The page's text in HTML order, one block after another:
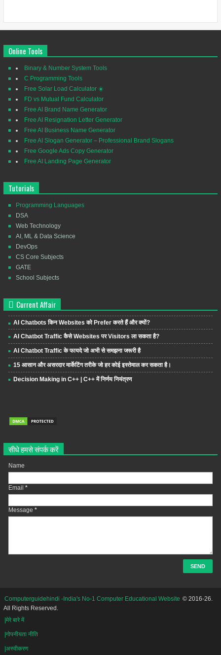
Online Tools
Binary & Number System Tools
C Programming Tools
Free Solar Load Calculator ☀️
FD vs Mutual Fund Calculator
Free AI Brand Name Generator
Free AI Resignation Letter Generator
Free AI Business Name Generator
Free AI Slogan Generator – Professional Brand Slogans
Free Google Ads Copy Generator
Free AI Landing Page Generator
Tutorials
Programming Languages
DSA
Web Technology
AI, ML & Data Science
DevOps
CS Core Subjects
GATE
School Subjects
Current Affair
AI Chatbots किन Websites को Prefer करते हैं और क्यों?
AI Chatbot Traffic कैसे Websites पर Visitors ला सकता है?
AI Chatbot Traffic के फायदे जो अभी से समझना जरूरी है
15 आसान और असरदार मार्केटिंग तरीके जो हर कोई इस्तेमाल कर सकता है।
Decision Making in C++ | C++ में निर्णय नियंत्रण
सीधे हमसे संपर्क करें
Name
Email *
Message *
Computerguidehindi -India's No-1 Computer Educational Website © 2016-26.
All Rights Reserved.
|मेरे बारे में
|गोपनीयता नीति
|अस्वीकरण